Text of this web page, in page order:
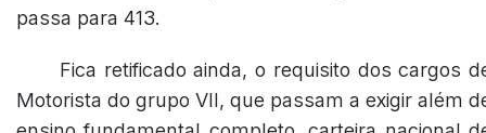
passa para 413.
Fica retificado ainda, o requisito dos cargos
Motorista do grupo VII, que passam a exigir além